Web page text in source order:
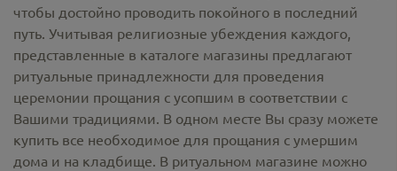
чтобы достойно проводить покойного в последний
путь. Учитывая религиозные убеждения каждого,
представленные в каталоге магазины предлагают
ритуальные принадлежности для проведения
церемонии прощания с усопшим в соответствии с
Вашими традициями. В одном месте Вы сразу можете
купить все необходимое для прощания с умершим
дома и на кладбище. В ритуальном магазине можно